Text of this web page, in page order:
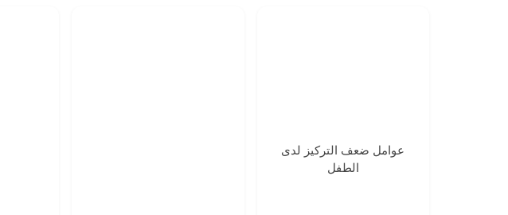
عوامل ضعف التركيز لدى
الطفل